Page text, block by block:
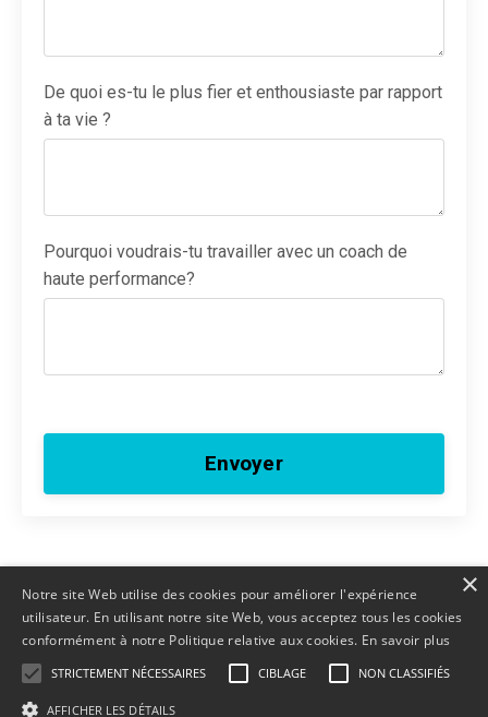
De quoi es-tu le plus fier et enthousiaste par rapport
à ta vie ?
Pourquoi voudrais-tu travailler avec un coach de
haute performance?
Envoyer
×
Notre site Web utilise des cookies pour améliorer l'expérience
utilisateur. En utilisant notre site Web, vous acceptez tous les cookies
conformément à notre Politique relative aux cookies. En savoir plus
STRICTEMENT NÉCESSAIRES CIBLAGE NON CLASSIFIÉS
AFFICHER LES DÉTAILS